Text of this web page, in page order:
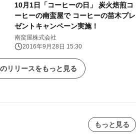
10月1日「コーヒーの日」 炭火焙煎コ
ーヒーの南蛮屋で コーヒーの苗木プレ
ゼントキャンペーン実施！
南蛮屋株式会社
2016年9月28日 15:30
リリースをもっと見る
もっと見る